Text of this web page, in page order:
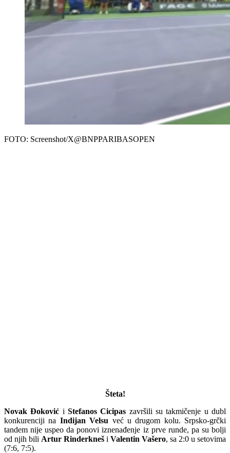
FOTO: Screenshot/X@BNPPARIBASOPEN
Šteta!
Novak Đoković iStefanos Cicipas završili su takmičenje u dubl
konkurenciji na Indijan Velsu već u drugom kolu. Srpsko-grčki
tandem nije uspeo da ponovi iznenađenje iz prve runde, pa su bolji
od njih bili Artur Rinderkneš i Valentin Vašero, sa 2:0 u setovima
(7:6, 7:5).